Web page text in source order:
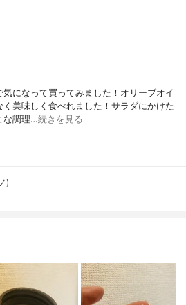
になって買ってみました！オリーブオイ
美味しく食べれました！サラダにかけた
な調理…続きを見る
)